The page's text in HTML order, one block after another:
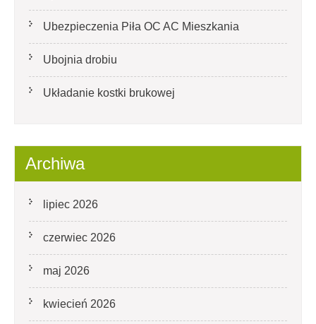
Ubezpieczenia Piła OC AC Mieszkania
Ubojnia drobiu
Układanie kostki brukowej
Archiwa
lipiec 2026
czerwiec 2026
maj 2026
kwiecień 2026